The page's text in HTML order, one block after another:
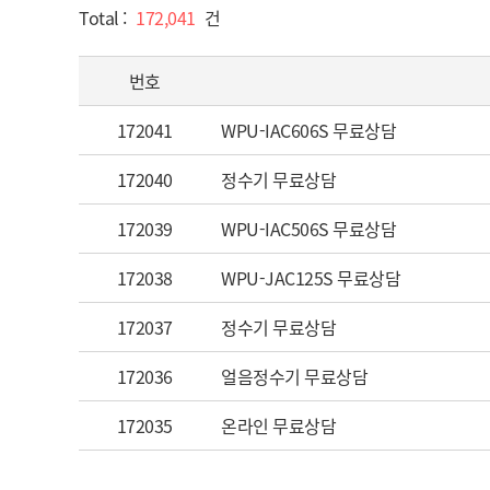
Total : 172,041 건
번호
172041
WPU-IAC606S 무료상담
172040
정수기 무료상담
172039
WPU-IAC506S 무료상담
172038
WPU-JAC125S 무료상담
172037
정수기 무료상담
172036
얼음정수기 무료상담
172035
온라인 무료상담